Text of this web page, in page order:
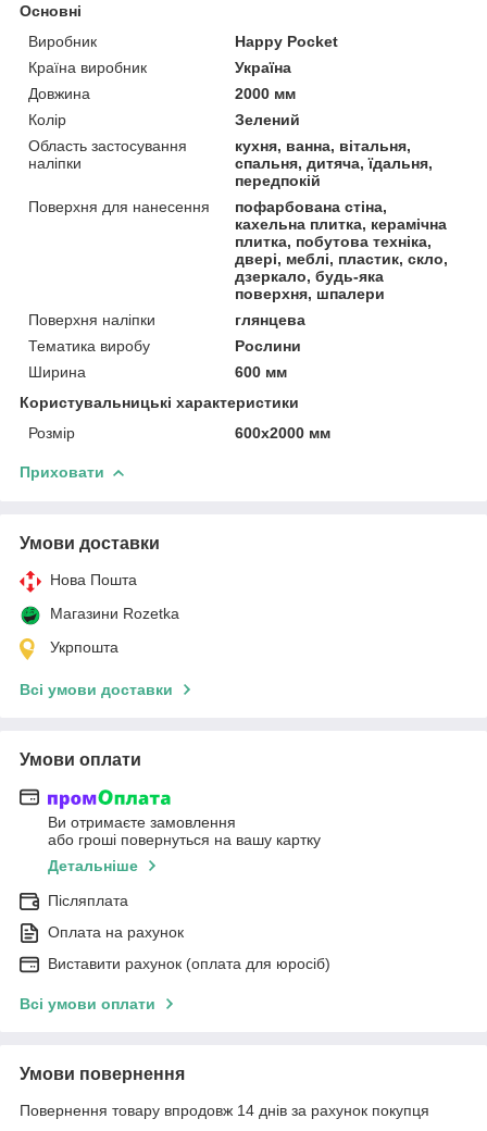
Основні
Виробник
Happy Pocket
Країна виробник
Україна
Довжина
2000 мм
Колір
Зелений
Область застосування
наліпки
кухня, ванна, вітальня,
спальня, дитяча, їдальня,
передпокій
Поверхня для нанесення
пофарбована стіна,
кахельна плитка, керамічна
плитка, побутова техніка,
двері, меблі, пластик, скло,
дзеркало, будь-яка
поверхня, шпалери
Поверхня наліпки
глянцева
Тематика виробу
Рослини
Ширина
600 мм
Користувальницькі характеристики
Розмір
600х2000 мм
Приховати
Умови доставки
Нова Пошта
Магазини Rozetka
Укрпошта
Всі умови доставки
Умови оплати
Ви отримаєте замовлення
або гроші повернуться на вашу картку
Детальніше
Післяплата
Оплата на рахунок
Виставити рахунок (оплата для юросіб)
Всі умови оплати
Умови повернення
Повернення товару впродовж 14 днів за рахунок покупця